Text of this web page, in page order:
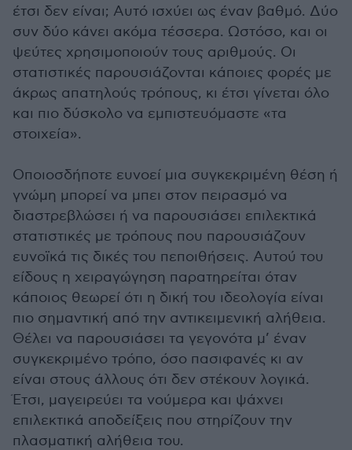
έτσι δεν είναι; Αυτό ισχύει ως έναν βαθμό. Δύο
συν δύο κάνει ακόμα τέσσερα. Ωστόσο, και οι
ψεύτες χρησιμοποιούν τους αριθμούς. Οι
στατιστικές παρουσιάζονται κάποιες φορές με
άκρως απατηλούς τρόπους, κι έτσι γίνεται όλο
και πιο δύσκολο να εμπιστευόμαστε «τα
στοιχεία».
Οποιοσδήποτε ευνοεί μια συγκεκριμένη θέση ή
γνώμη μπορεί να μπει στον πειρασμό να
διαστρεβλώσει ή να παρουσιάσει επιλεκτικά
στατιστικές με τρόπους που παρουσιάζουν
ευνοϊκά τις δικές του πεποιθήσεις. Αυτού του
είδους η χειραγώγηση παρατηρείται όταν
κάποιος θεωρεί ότι η δική του ιδεολογία είναι
πιο σημαντική από την αντικειμενική αλήθεια.
Θέλει να παρουσιάσει τα γεγονότα μ’ έναν
συγκεκριμένο τρόπο, όσο πασιφανές κι αν
είναι στους άλλους ότι δεν στέκουν λογικά.
Έτσι, μαγειρεύει τα νούμερα και ψάχνει
επιλεκτικά αποδείξεις που στηρίζουν την
πλασματική αλήθεια του.